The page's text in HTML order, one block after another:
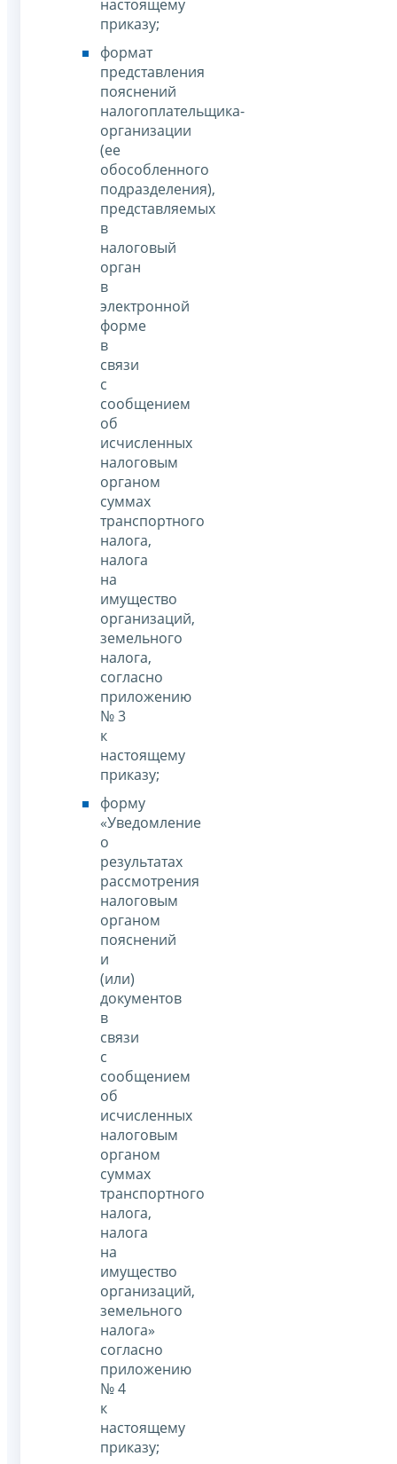
настоящему
приказу;
формат
представления
пояснений
налогоплательщика-
организации
(ее
обособленного
подразделения),
представляемых
в
налоговый
орган
в
электронной
форме
в
связи
с
сообщением
об
исчисленных
налоговым
органом
суммах
транспортного
налога,
налога
на
имущество
организаций,
земельного
налога,
согласно
приложению
№ 3
к
настоящему
приказу;
форму
«Уведомление
о
результатах
рассмотрения
налоговым
органом
пояснений
и
(или)
документов
в
связи
с
сообщением
об
исчисленных
налоговым
органом
суммах
транспортного
налога,
налога
на
имущество
организаций,
земельного
налога»
согласно
приложению
№ 4
к
настоящему
приказу;